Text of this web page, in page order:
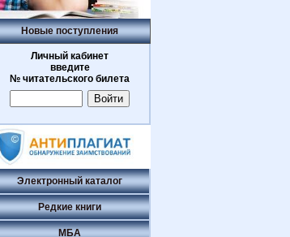
Новые поступления
Личный кабинет
введите
№ читательского билета
Электронный каталог
Редкие книги
МБА